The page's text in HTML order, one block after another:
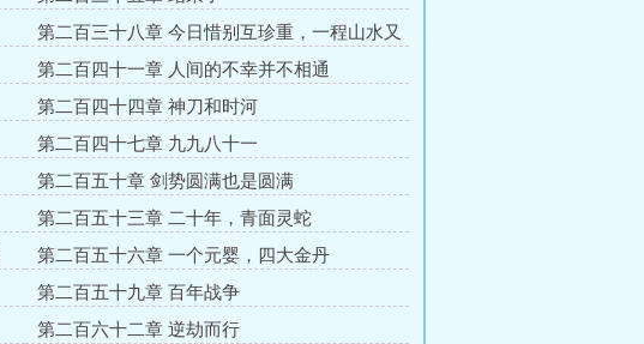
第二百三十八章 今日惜别互珍重，一程山水又
相逢
第二百四十一章 人间的不幸并不相通
第二百四十四章 神刀和时河
第二百四十七章 九九八十一
第二百五十章 剑势圆满也是圆满
第二百五十三章 二十年，青面灵蛇
第二百五十六章 一个元婴，四大金丹
第二百五十九章 百年战争
第二百六十二章 逆劫而行